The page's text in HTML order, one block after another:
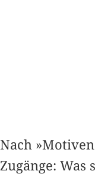
Nach
Zugänge: